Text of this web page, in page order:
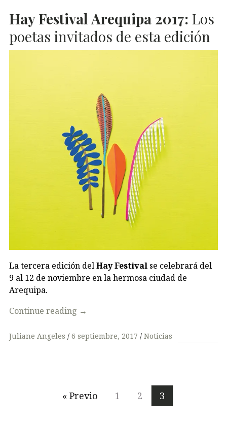
Hay Festival Arequipa 2017: Los
poetas invitados de esta edición
La tercera edición del Hay Festival se celebrará del
9 al 12 de noviembre en la hermosa ciudad de
Arequipa.
Continue reading →
Juliane Angeles 6 septiembre, 2017 Noticias
« Previo 1 2 3